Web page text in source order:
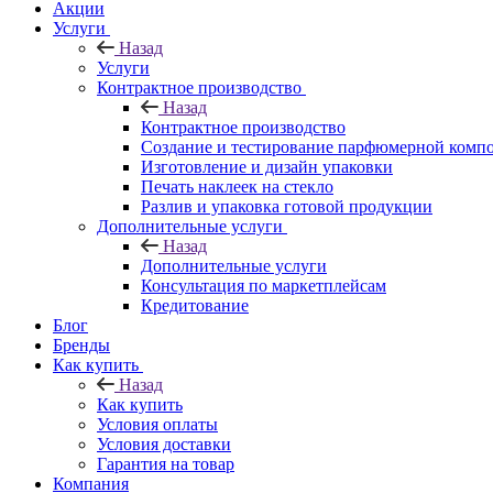
Акции
Услуги
Назад
Услуги
Контрактное производство
Назад
Контрактное производство
Создание и тестирование парфюмерной
Изготовление и дизайн упаковки
Печать наклеек на стекло
Разлив и упаковка готовой продукции
Дополнительные услуги
Назад
Дополнительные услуги
Консультация по маркетплейсам
Кредитование
Блог
Бренды
Как купить
Назад
Как купить
Условия оплаты
Условия доставки
Гарантия на товар
Компания